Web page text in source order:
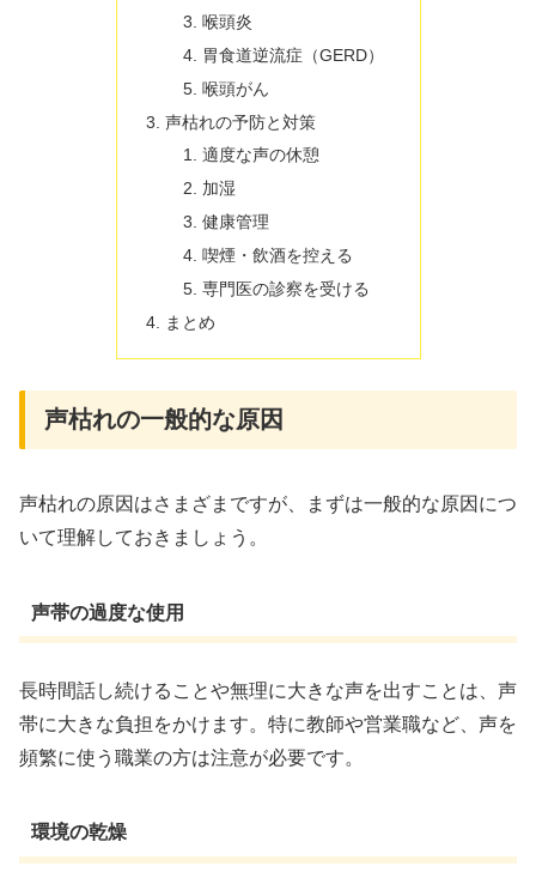
喉頭炎
胃食道逆流症（GERD）
喉頭がん
声枯れの予防と対策
適度な声の休憩
加湿
健康管理
喫煙・飲酒を控える
専門医の診察を受ける
まとめ
声枯れの一般的な原因
声枯れの原因はさまざまですが、まずは一般的な原因につ
いて理解しておきましょう。
声帯の過度な使用
長時間話し続けることや無理に大きな声を出すことは、声
帯に大きな負担をかけます。特に教師や営業職など、声を
頻繁に使う職業の方は注意が必要です。
環境の乾燥